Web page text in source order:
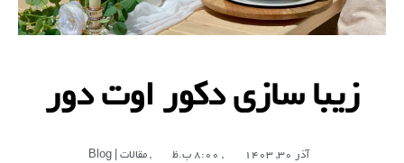
زیبا سازی دکور اوت دور
آذر 30, 1403 , 8:00 ب.ظ , مقالات | Blog